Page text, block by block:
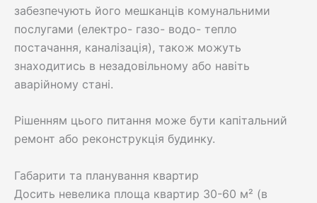
забезпечують його мешканців комунальними
послугами (електро- газо- водо- тепло
постачання, каналізація), також можуть
знаходитись в незадовільному або навіть
аварійному стані.
Рішенням цього питання може бути капітальний
ремонт або реконструкція будинку.
Габарити та планування квартир
Досить невелика площа квартир 30-60 м² (в